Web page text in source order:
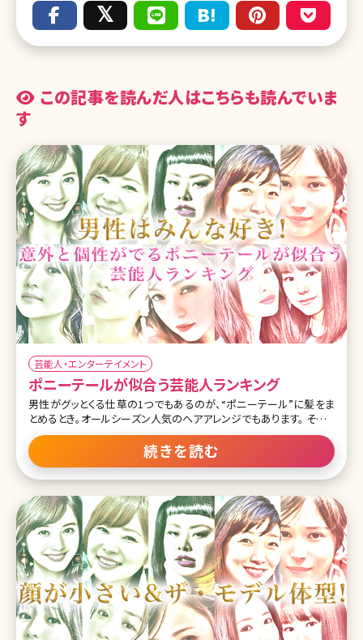
この記事を読んだ人はこちらも読んでいま
す
芸能人・エンターテイメント
ポニーテールが似合う芸能人ランキング
男性がグッとくる仕草の1つでもあるのが、“ポニーテール”に髪をま
とめるとき。オールシーズン人気のヘアアレンジでもあります。 そこで
今回は、可愛すぎて真似したくなってしまうポニーテールが似合う女
性芸能人を一挙にご紹介します。お気に入りのポニーテールスタイル
をぜひ見つけてくださいね。 第1位綾瀬はるか この投稿をInstagram
で見る natadecoco(@natadecoco)がシェアした投稿 髪を下ろした
ラフにまとめたポニーテールは、自然体な綾瀬さんにぴったりです
ね。ただ、ラフさと雑さは紙一重。やりすぎて、ただの下手なポニーテ
ールにならないように気をつけてくださいね。 第2位小嶋陽菜 この投
稿をInstagramで見る
続きを読む